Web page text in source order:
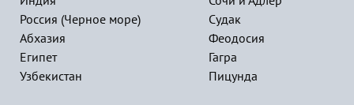
Россия (Черное море)
Абхазия
Египет
Узбекистан
Судак
Феодосия
Гагра
Пицунда